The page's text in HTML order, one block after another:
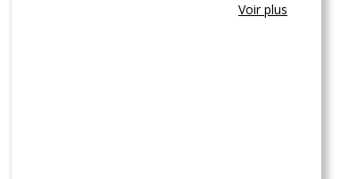
Voir plus